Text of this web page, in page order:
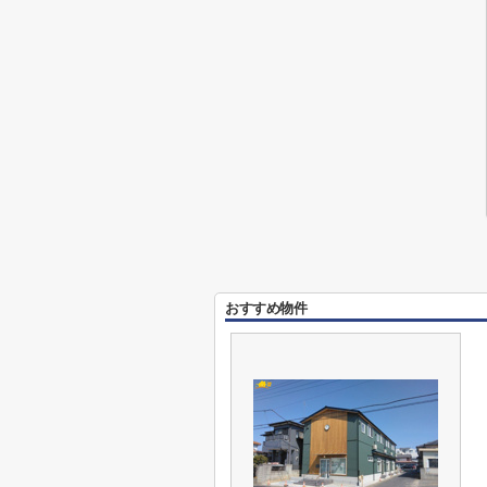
おすすめ物件